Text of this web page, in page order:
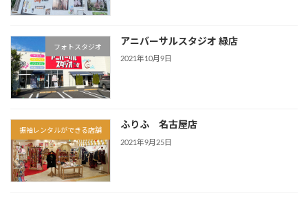
フォトスタジオ
アニバーサルスタジオ 緑店
2021年10月9日
振袖レンタルができる店舗
ふりふ 名古屋店
2021年9月25日